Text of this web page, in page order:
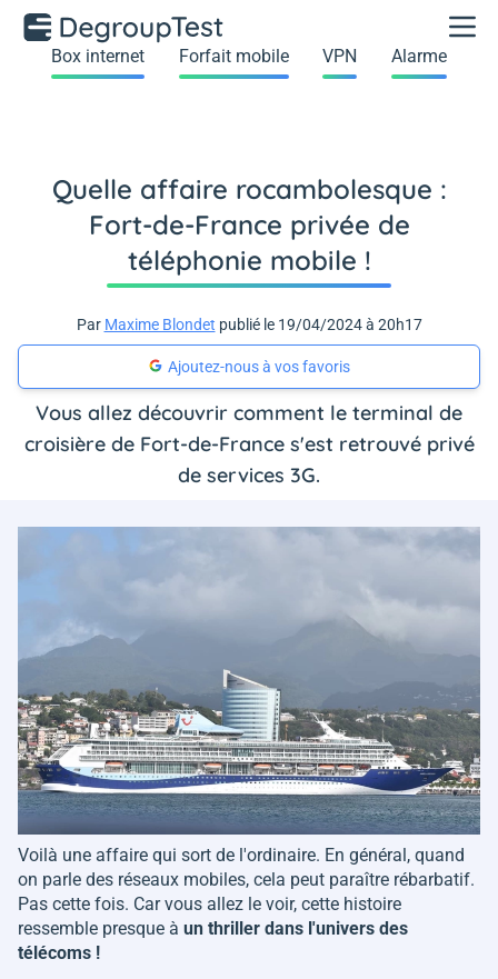
Box internet Forfait mobile VPN Alarme
Quelle affaire rocambolesque :
Fort-de-France privée de
téléphonie mobile !
Par Maxime Blondet publié le 19/04/2024 à 20h17
Ajoutez-nous à vos favoris
Vous allez découvrir comment le terminal de
croisière de Fort-de-France s'est retrouvé privé
de services 3G.
Voilà une affaire qui sort de l'ordinaire. En général, quand
on parle des réseaux mobiles, cela peut paraître rébarbatif.
Pas cette fois. Car vous allez le voir, cette histoire
ressemble presque à un thriller dans l'univers des
télécoms !